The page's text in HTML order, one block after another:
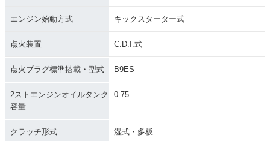
エンジン始動方式 キックスターター式
点火装置 C.D.I.式
点火プラグ標準搭載・型式 B9ES
2ストエンジンオイルタンク
容量
0.75
クラッチ形式 湿式・多板